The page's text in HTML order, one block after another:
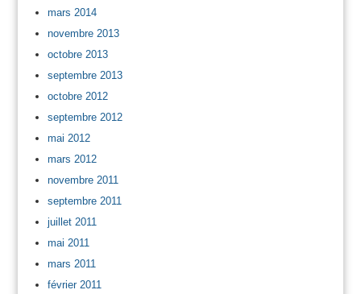
mars 2014
novembre 2013
octobre 2013
septembre 2013
octobre 2012
septembre 2012
mai 2012
mars 2012
novembre 2011
septembre 2011
juillet 2011
mai 2011
mars 2011
février 2011